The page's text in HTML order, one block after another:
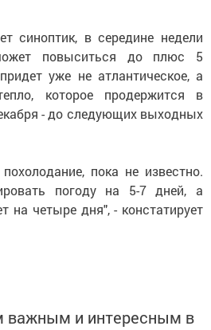
синоптик, в середине недели
повыситься до плюс 5
уже не атлантическое, а
которое продержится в
- до следующих выходных
пока не известно.
погоду на 5-7 дней, а
на четыре дня", - констатирует
важным и интересным в